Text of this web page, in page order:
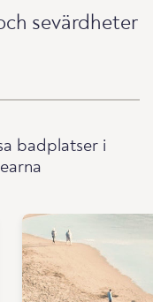
sevärdheter
badplatser i